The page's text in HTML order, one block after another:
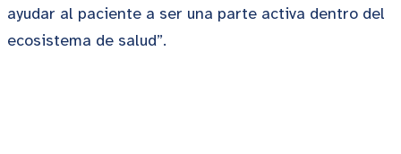
ayudar al paciente a ser una parte activa dentro del
ecosistema de salud”.